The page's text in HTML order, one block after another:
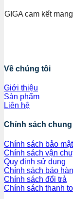
GIGA cam kết
Về chúng tôi
Giới thiệu
Sản phẩm
Liên hệ
Chính sách chung
Chính sách bảo mật
Chính sách vận
Quy định sử dụng
Chính sách bảo
Chính sách đổi trả
Chính sách thanh